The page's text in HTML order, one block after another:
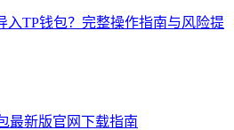
入TP钱包？完整操作指南与风险提
最新版官网下载指南